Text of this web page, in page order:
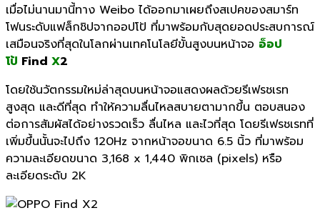
เมื่อไม่นานมานี้ทาง Weibo ได้ออกมาเผยถึงสเปคของสมาร์ท
โฟนระดับแฟล็กชิปจากออปโป้ ที่มาพร้อมกับสุดยอดประสบการณ์
เสมือนจริงที่สุดในโลกผ่านเทคโนโลยีขั้นสูงบนหน้าจอ อ็อป
โป้ Find X2
โดยใช้นวัตกรรมใหม่ล่าสุดบนหน้าจอแสดงผลด้วยรีเฟรชเรท
สูงสุด และดีที่สุด ทำให้ความลื่นไหลสบายตามากขึ้น ตอบสนอง
ต่อการสัมผัสได้อย่างรวดเร็ว ลื่นไหล และไวที่สุด โดยรีเฟรชเรทที่
เพิ่มขึ้นนั้นจะไปถึง 120Hz จากหน้าจอขนาด 6.5 นิ้ว ที่มาพร้อม
ความละเอียดขนาด 3,168 x 1,440 พิกเซล (pixels) หรือ
ละเอียดระดับ 2K